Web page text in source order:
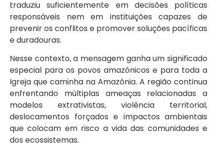
traduziu suficientemente em decisões políticas
responsáveis nem em instituições capazes de
prevenir os conflitos e promover soluções pacíficas
e duradouras.
Nesse contexto, a mensagem ganha um significado
especial para os povos amazônicos e para toda a
Igreja que caminha na Amazônia. A região continua
enfrentando múltiplas ameaças relacionadas a
modelos extrativistas, violência territorial,
deslocamentos forçados e impactos ambientais
que colocam em risco a vida das comunidades e
dos ecossistemas.